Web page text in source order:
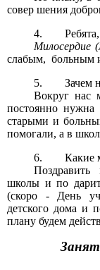
совер шения
4. Ребята,
Милосердие
слабым, больным
5. Зачем
Вокруг нас
постоянно
старыми и
помогали, а в
6. Какие
школы и по
(скоро - День
детского дома и
плану будем